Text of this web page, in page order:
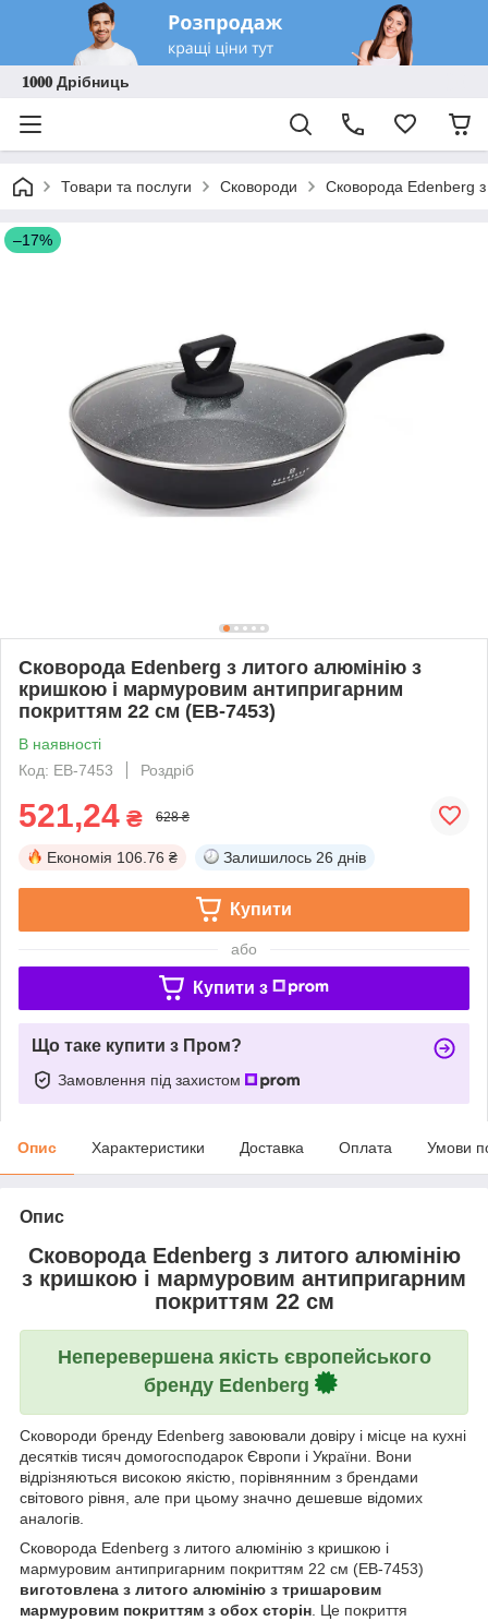
𝟏𝟎𝟎𝟎 Дрібниць
Товари та послуги Сковороди Сковорода Edenberg
–17%
Сковорода Edenberg з литого алюмінію з
кришкою і мармуровим антипригарним
покриттям 22 см (EB-7453)
В наявності
Код: EB-7453
Роздріб
521,24 ₴ 628 ₴
Економія 106.76 ₴ Залишилось 26 днів
Купити
або
Купити з
Що таке купити з Пром?
Замовлення під захистом
Опис Характеристики Доставка Оплата Умови
Опис
Сковорода Edenberg з литого алюмінію
з кришкою і мармуровим антипригарним
покриттям 22 см
Неперевершена якість європейського
бренду Edenberg
Сковороди бренду Edenberg завоювали довіру і місце на кухні
десятків тисяч домогосподарок Європи і України. Вони
відрізняються високою якістю, порівнянним з брендами
світового рівня, але при цьому значно дешевше відомих
аналогів.
Сковорода Edenberg з литого алюмінію з кришкою і
мармуровим антипригарним покриттям 22 см (EB-7453)
виготовлена з литого алюмінію з тришаровим
мармуровим покриттям з обох сторін. Це покриття